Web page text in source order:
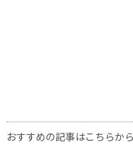
おすすめの記事はこちらか